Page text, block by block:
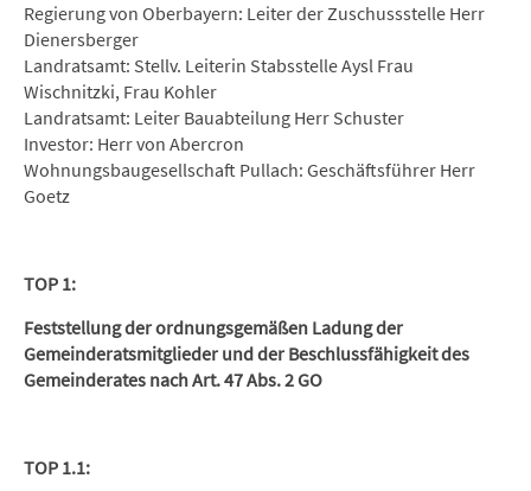
Regierung von Oberbayern: Leiter der Zuschussstelle Herr
Dienersberger
Landratsamt: Stellv. Leiterin Stabsstelle Aysl Frau
Wischnitzki, Frau Kohler
Landratsamt: Leiter Bauabteilung Herr Schuster
Investor: Herr von Abercron
Wohnungsbaugesellschaft Pullach: Geschäftsführer Herr
Goetz
TOP 1:
Feststellung der ordnungsgemäßen Ladung der
Gemeinderatsmitglieder und der Beschlussfähigkeit des
Gemeinderates nach Art. 47 Abs. 2 GO
TOP 1.1: